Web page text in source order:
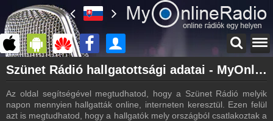
Főoldal
myonlineradio.hu
Szünet Rádió
Vissza a Szünet Rádió oldalára
Szünet Rádió hallgatottsági adatai - MyOnlineRadio
Az oldal segítségével megtudhatod, hogy a Szünet Rádió melyik
napon mennyien hallgatták online, interneten keresztül. Ezen felül
azt is megtudhatod, hogy a hallgatók mely országból csatlakoztak a